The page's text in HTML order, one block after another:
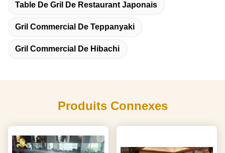
Table De Gril De Restaurant Japonais
Gril Commercial De Teppanyaki
Gril Commercial De Hibachi
Produits Connexes